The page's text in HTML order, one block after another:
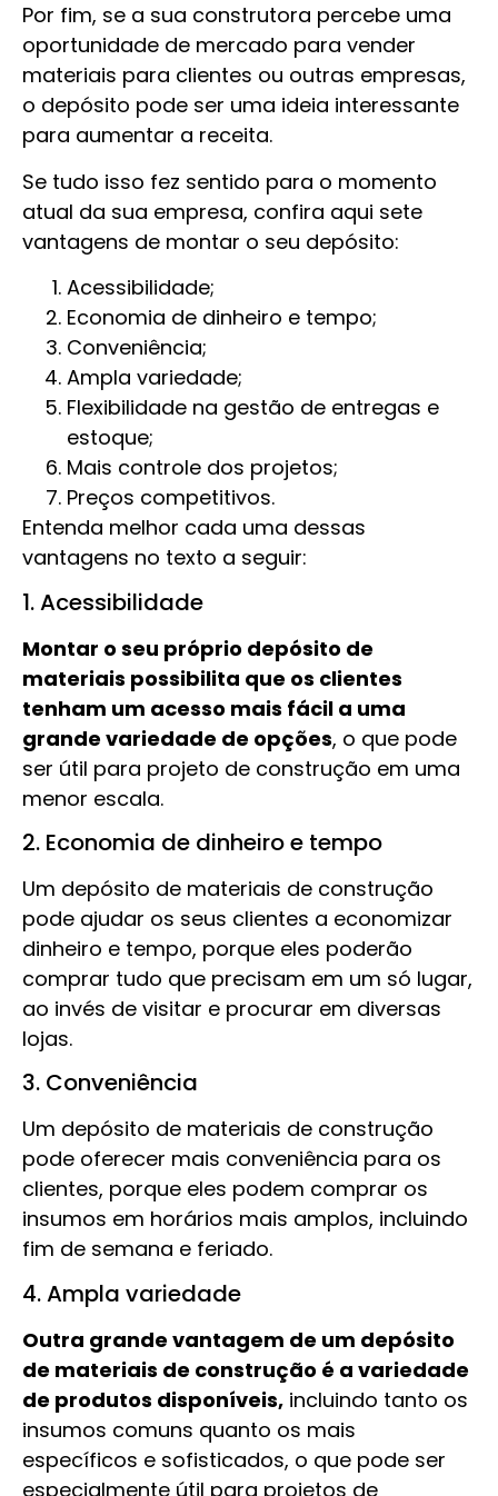
Por fim, se a sua construtora percebe uma
oportunidade de mercado para vender
materiais para clientes ou outras empresas,
o depósito pode ser uma ideia interessante
para aumentar a receita.
Se tudo isso fez sentido para o momento
atual da sua empresa, confira aqui sete
vantagens de montar o seu depósito:
Acessibilidade;
Economia de dinheiro e tempo;
Conveniência;
Ampla variedade;
Flexibilidade na gestão de entregas e
estoque;
Mais controle dos projetos;
Preços competitivos.
Entenda melhor cada uma dessas
vantagens no texto a seguir:
1. Acessibilidade
Montar o seu próprio depósito de
materiais possibilita que os clientes
tenham um acesso mais fácil a uma
grande variedade de opções, o que pode
ser útil para projeto de construção em uma
menor escala.
2. Economia de dinheiro e tempo
Um depósito de materiais de construção
pode ajudar os seus clientes a economizar
dinheiro e tempo, porque eles poderão
comprar tudo que precisam em um só lugar,
ao invés de visitar e procurar em diversas
lojas.
3. Conveniência
Um depósito de materiais de construção
pode oferecer mais conveniência para os
clientes, porque eles podem comprar os
insumos em horários mais amplos, incluindo
fim de semana e feriado.
4. Ampla variedade
Outra grande vantagem de um depósito
de materiais de construção é a variedade
de produtos disponíveis, incluindo tanto os
insumos comuns quanto os mais
específicos e sofisticados, o que pode ser
especialmente útil para projetos de